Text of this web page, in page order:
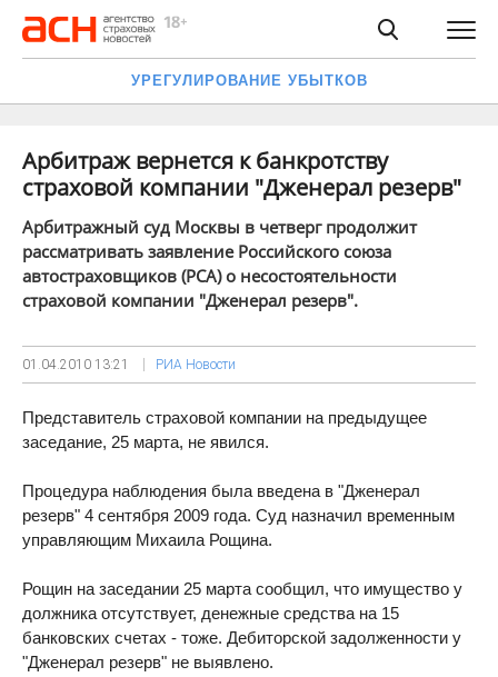
УРЕГУЛИРОВАНИЕ УБЫТКОВ
Арбитраж вернется к банкротству
страховой компании "Дженерал резерв"
Арбитражный суд Москвы в четверг продолжит
рассматривать заявление Российского союза
автостраховщиков (РСА) о несостоятельности
страховой компании "Дженерал резерв".
01.04.2010 13:21 РИА Новости
Представитель страховой компании на предыдущее
заседание, 25 марта, не явился.
Процедура наблюдения была введена в "Дженерал
резерв" 4 сентября 2009 года. Суд назначил временным
управляющим Михаила Рощина.
Рощин на заседании 25 марта сообщил, что имущество у
должника отсутствует, денежные средства на 15
банковских счетах - тоже. Дебиторской задолженности у
"Дженерал резерв" не выявлено.